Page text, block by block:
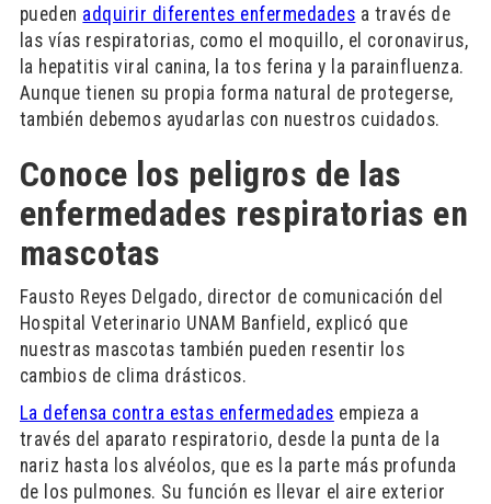
pueden adquirir diferentes enfermedades a través de
las vías respiratorias, como el moquillo, el coronavirus,
la hepatitis viral canina, la tos ferina y la parainfluenza.
Aunque tienen su propia forma natural de protegerse,
también debemos ayudarlas con nuestros cuidados.
Conoce los peligros de las
enfermedades respiratorias en
mascotas
Fausto Reyes Delgado, director de comunicación del
Hospital Veterinario UNAM Banfield, explicó que
nuestras mascotas también pueden resentir los
cambios de clima drásticos.
La defensa contra estas enfermedades empieza a
través del aparato respiratorio, desde la punta de la
nariz hasta los alvéolos, que es la parte más profunda
de los pulmones. Su función es llevar el aire exterior